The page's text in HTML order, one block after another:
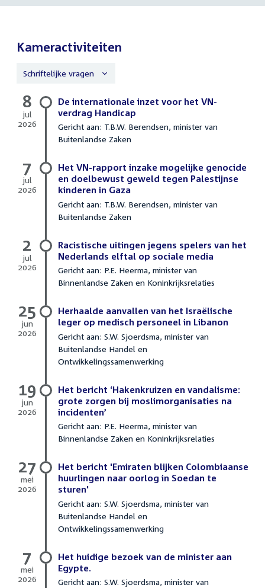
Bamenga
Kameractiviteiten
Schriftelijke vragen
Schriftelijke
vragen
De internationale inzet voor het VN-
verdrag Handicap
Gericht aan: T.B.W. Berendsen, minister van
Buitenlandse Zaken
8
jul
2026
Het VN-rapport inzake mogelijke genocide
en doelbewust geweld tegen Palestijnse
kinderen in Gaza
Gericht aan: T.B.W. Berendsen, minister van
Buitenlandse Zaken
7
jul
2026
Racistische uitingen jegens spelers van het
Nederlands elftal op sociale media
Gericht aan: P.E. Heerma, minister van
Binnenlandse Zaken en Koninkrijksrelaties
2
jul
2026
Herhaalde aanvallen van het Israëlische
leger op medisch personeel in Libanon
Gericht aan: S.W. Sjoerdsma, minister van
Buitenlandse Handel en
Ontwikkelingssamenwerking
25
jun
2026
Het bericht ‘Hakenkruizen en vandalisme:
grote zorgen bij moslimorganisaties na
incidenten’
Gericht aan: P.E. Heerma, minister van
Binnenlandse Zaken en Koninkrijksrelaties
19
jun
2026
Het bericht 'Emiraten blijken Colombiaanse
huurlingen naar oorlog in Soedan te
sturen'
Gericht aan: S.W. Sjoerdsma, minister van
Buitenlandse Handel en
Ontwikkelingssamenwerking
27
mei
2026
Het huidige bezoek van de minister aan
Egypte.
Gericht aan: S.W. Sjoerdsma, minister van
7
mei
2026